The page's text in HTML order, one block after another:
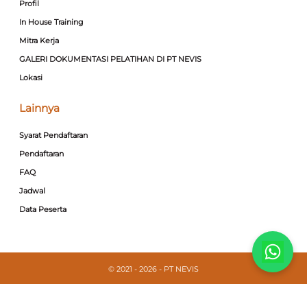
Profil
In House Training
Mitra Kerja
GALERI DOKUMENTASI PELATIHAN DI PT NEVIS
Lokasi
Lainnya
Syarat Pendaftaran
Pendaftaran
FAQ
Jadwal
Data Peserta
© 2021 - 2026 - PT NEVIS